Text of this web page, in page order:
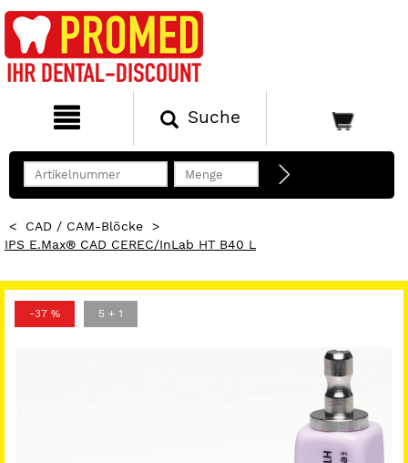
Suche
< CAD / CAM-Blöcke
>
IPS E.max® CAD CEREC/inLab HT B40 L
-37 % 5 + 1